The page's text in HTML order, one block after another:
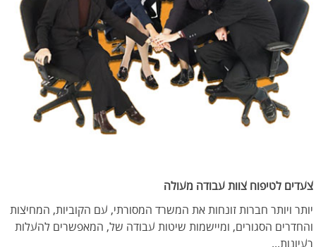
צעדים לטיפוח צוות עבודה מעולה
יותר ויותר חברות זונחות את המשרד המסורתי, עם הקוביות, המחיצות
והחדרים הסגורים, ומיישמות שיטות עבודה של, המאפשרים להעלות
רעיונות...